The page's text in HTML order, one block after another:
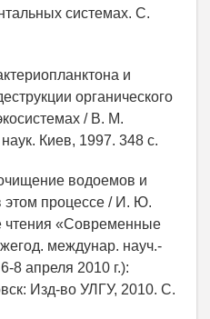
системах. С.
и
органического
/ В. М.
Киев, 1997. 348 с.
водоемов и
этом процессе / И. Ю.
чтения «Современные
междунар. науч.-
8 апреля 2010 г.):
Изд-во УЛГУ, 2010. С.